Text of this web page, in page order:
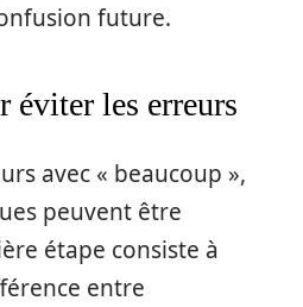
future.
éviter les erreurs
avec « beaucoup »,
peuvent être
étape consiste à
entre